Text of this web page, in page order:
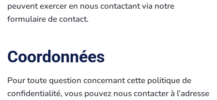
peuvent exercer en nous contactant via notre
formulaire de contact.
Coordonnées
Pour toute question concernant cette politique de
confidentialité, vous pouvez nous contacter à l’adresse